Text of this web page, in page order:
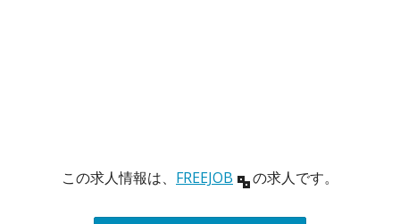
この求人情報は、 FREEJOB の求人です。